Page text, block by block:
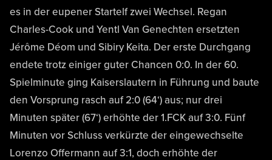
es in der eupener Startelf zwei Wechsel. Regan
Charles-Cook und Yentl Van Genechten ersetzten
Jérôme Déom und Sibiry Keita. Der erste Durchgang
endete trotz einiger guter Chancen 0:0. In der 60.
Spielminute ging Kaiserslautern in Führung und baute
den Vorsprung rasch auf 2:0 (64‘) aus; nur drei
Minuten später (67‘) erhöhte der 1.FCK auf 3:0. Fünf
Minuten vor Schluss verkürzte der eingewechselte
Lorenzo Offermann auf 3:1, doch erhöhte der